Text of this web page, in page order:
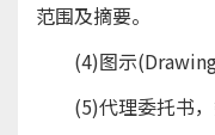
范围及摘要。
(4)图示
(5)代理委托书，